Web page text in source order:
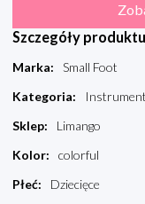
Szczegóły produktu
Marka:
Small Foot
Kategoria:
Sklep:
Limango
Kolor:
colorful
Płeć:
Dziecięce